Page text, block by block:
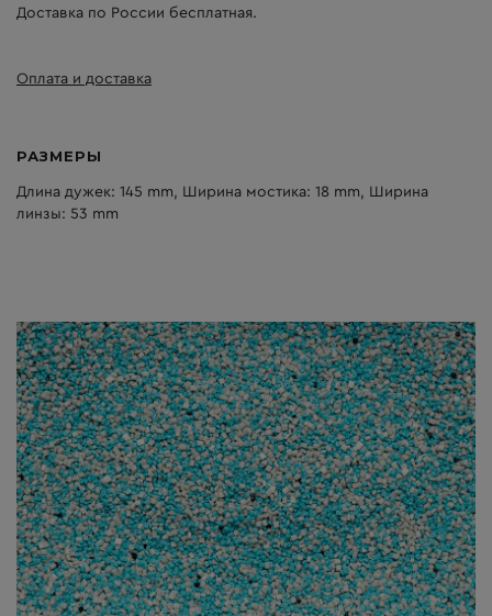
Доставка по России бесплатная.
Оплата и доставка
РАЗМЕРЫ
Длина дужек: 145 mm, Ширина мостика: 18 mm, Ширина
линзы: 53 mm